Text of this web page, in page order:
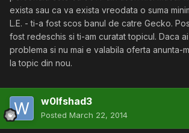
exista sau ca va exista vreodata o suma
L.E. - ti-a fost scos banul de catre Gecko.
fost redeschis si ti-am curatat topicul. Daca
problema si nu mai e valabila oferta anunta-
la topic din nou.
w0lfshad3
Posted March 22, 2014